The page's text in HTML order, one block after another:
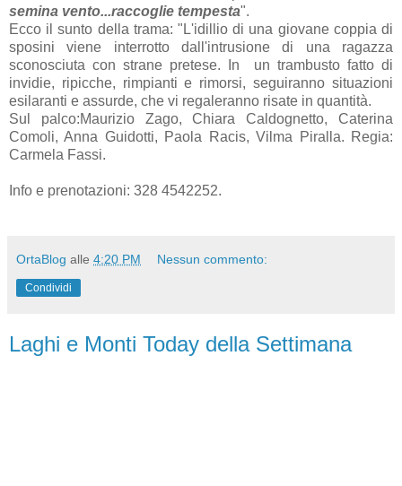
semina vento...raccoglie tempesta".
Ecco il sunto della trama: "L'idillio di una giovane coppia di
sposini viene interrotto dall'intrusione di una ragazza
sconosciuta con strane pretese. In un trambusto fatto di
invidie, ripicche, rimpianti e rimorsi, seguiranno situazioni
esilaranti e assurde, che vi regaleranno risate in quantità.
Sul palco:Maurizio Zago, Chiara Caldognetto, Caterina
Comoli, Anna Guidotti, Paola Racis, Vilma Piralla. Regia:
Carmela Fassi.
Info e prenotazioni: 328 4542252.
OrtaBlog alle 4:20 PM Nessun commento:
Condividi
Laghi e Monti Today della Settimana